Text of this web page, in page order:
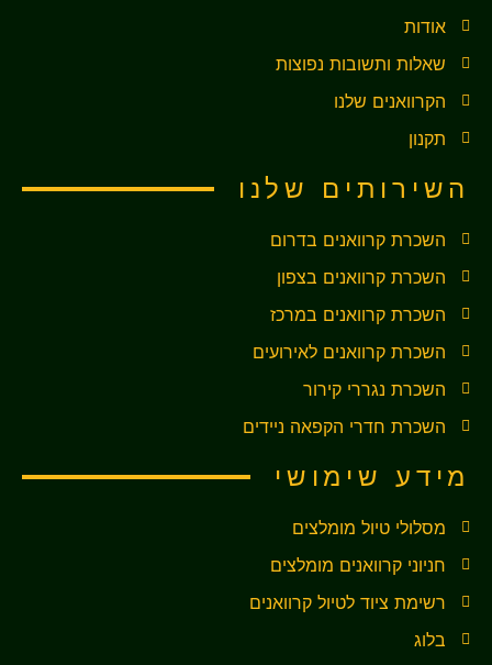
אודות
שאלות ותשובות נפוצות
הקרוואנים שלנו
תקנון
השירותים שלנו
השכרת קרוואנים בדרום
השכרת קרוואנים בצפון
השכרת קרוואנים במרכז
השכרת קרוואנים לאירועים
השכרת נגררי קירור
השכרת חדרי הקפאה ניידים
מידע שימושי
מסלולי טיול מומלצים
חניוני קרוואנים מומלצים
רשימת ציוד לטיול קרוואנים
בלוג